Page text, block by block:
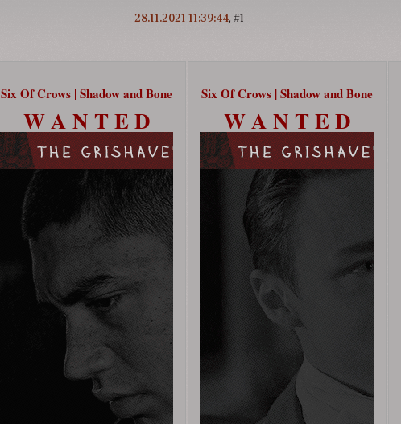
1
28.11.2021 11:39:44
Six Of Crows | Shadow and Bone
W A N T E D
Six Of Crows | Shadow and Bone
W A N T E D